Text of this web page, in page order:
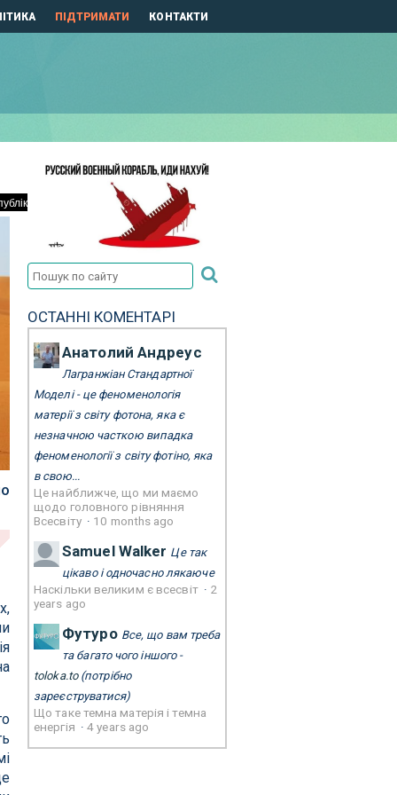
ПІДТРИМАТИ КОНТАКТИ
ОСТАННІ КОМЕНТАРІ
Анатолий Андреус
Лагранжіан Стандартної
Моделі - це феноменологія
матерії з світу фотона, яка є
незначною часткою випадка
феноменології з світу фотіно, яка
в свою...
Це найближче, що ми маємо
щодо головного рівняння
Всесвіту · 10 months ago
Samuel Walker Це так
цікаво і одночасно лякаюче
Наскільки великим є всесвіт · 2
years ago
Футуро Все, що вам треба
та багато чого іншого -
toloka.to(потрібно
зареєструватися)
Що таке темна матерія і темна
енергія ·4 years ago